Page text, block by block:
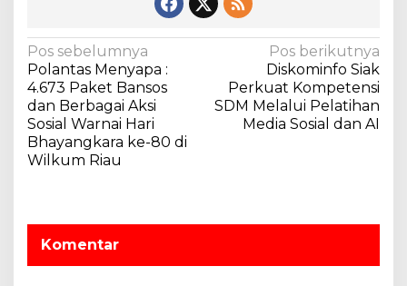
N
a
v
i
g
i
p
Pos sebelumnya
Polantas Menyapa :
4.673 Paket Bansos
dan Berbagai Aksi
Sosial Warnai Hari
Bhayangkara ke-80 di
Wilkum Riau
Pos berikutnya
Diskominfo Siak
Perkuat Kompetensi
SDM Melalui Pelatihan
Media Sosial dan AI
Komentar